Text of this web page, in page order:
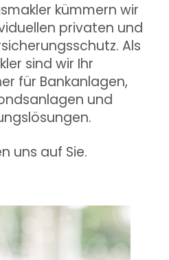
kümmern wir
privaten und
Als
sind wir Ihr
für Bankanlagen,
und
uns auf Sie.